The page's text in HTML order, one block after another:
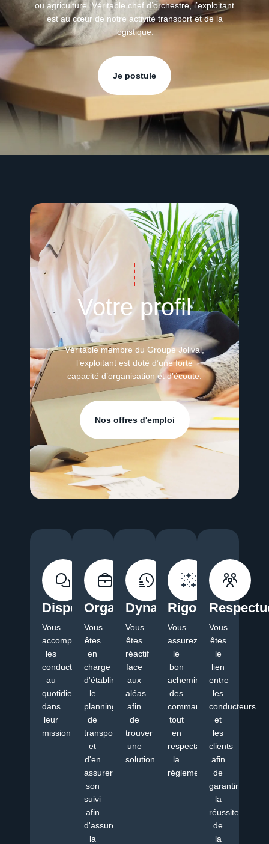
ou agriculture. Véritable chef d’orchestre, l’exploitant
est au cœur de notre activité transport et de la
logistique.
Je postule
Votre profil
Véritable membre du Groupe Jolival,
l’exploitant est doté d’une forte
capacité d’organisation et d’écoute.
Nos offres d'emploi
Disponible
Vous
accompagnez
les
conducteurs
au
quotidien
dans
leur
mission
Organisé
Vous
êtes
en
charge
d'établir
le
planning
de
transport
et
d'en
assurer
son
suivi
afin
d'assurer
la
Dynamique
Vous
êtes
réactif
face
aux
aléas
afin
de
trouver
une
solution
Rigoureux
Vous
assurez
le
bon
acheminement
des
commandes
tout
en
respectant
la
réglementation
Vous
êtes
le
lien
entre
les
conducteurs
et
les
clients
afin
de
garantir
la
réussite
de
la